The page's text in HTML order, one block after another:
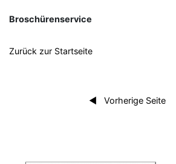
Broschürenservice
Zurück zur Startseite
Vorherige Seite